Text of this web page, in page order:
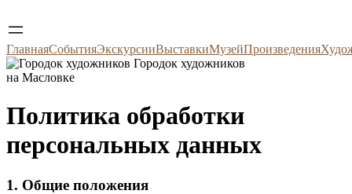
ГлавнаяСобытияЭкскурсииВыставкиМузейПроизведения
Городок художников
на Масловке
Политика обработки
персональных данных
1. Общие положения